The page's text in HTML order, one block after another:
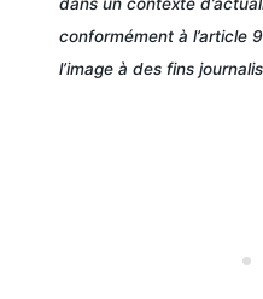
conformément à l’article
l’image à des fins